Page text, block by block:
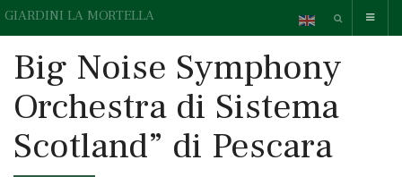
GIARDINI LA MORTELLA
Big Noise Symphony
Orchestra di Sistema
Scotland” di Pescara